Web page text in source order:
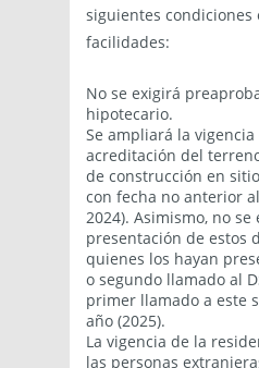
siguientes condiciones
facilidades:
No se exigirá
hipotecario.
Se ampliará la
acreditación del
de construcción en
con fecha no anterior
2024). Asimismo, no se
presentación de estos
quienes los hayan
o segundo llamado al
primer llamado a este
año (2025).
La vigencia de la
las personas